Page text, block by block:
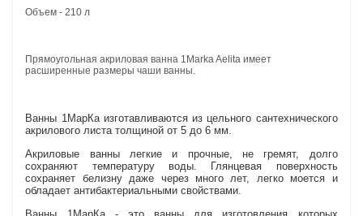
Объем - 210 л
Прямоугольная акриловая ванна 1Marka Aelita имеет
расширенные размеры чаши ванны.
Ванны 1МарКа изготавливаются из цельного сантехнического
акрилового листа толщиной от 5 до 6 мм.
Акриловые ванны легкие и прочные, не гремят, долго
сохраняют температуру воды. Глянцевая поверхность
сохраняет белизну даже через много лет, легко моется и
обладает антибактериальными свойствами.